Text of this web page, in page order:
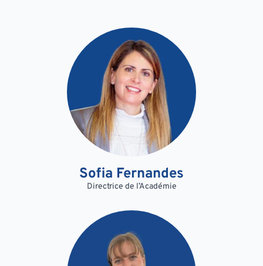
Sofia Fernandes
Directrice de l’Académie